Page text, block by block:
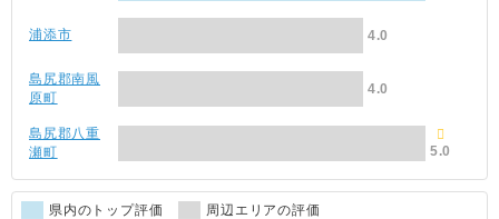
浦添市 4.0
島尻郡南風
原町
4.0
島尻郡八重
瀬町
5.0
県内のトップ評価 周辺エリアの評価